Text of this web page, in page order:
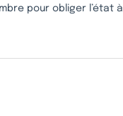
pour obliger l’état